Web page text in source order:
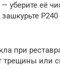
уберите её
P240
при
трещины или